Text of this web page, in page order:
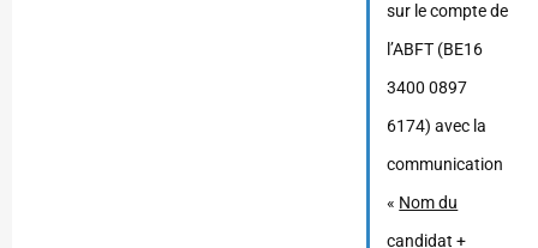
sur le compte de
l’ABFT (BE16
3400 0897
6174) avec la
communication
« Nom du
candidat +